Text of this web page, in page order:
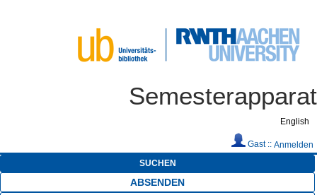
Semesterapparat
English
Gast :: Anmelden
SUCHEN
ABSENDEN